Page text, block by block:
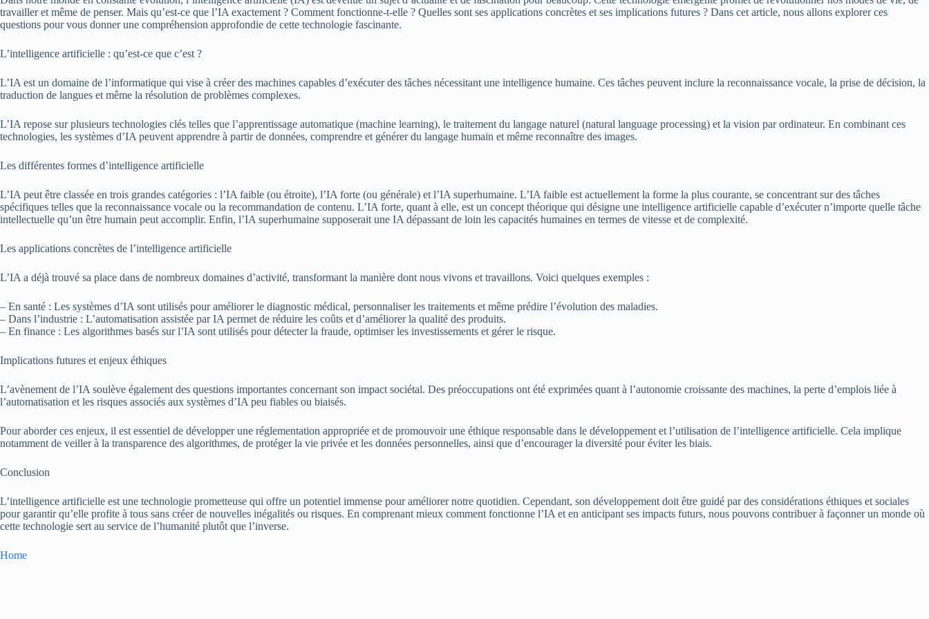
travailler et même de penser. Mais qu’est-ce que l’IA exactement ? Comment fonctionne-t-elle ? Quelles sont ses applications concrètes et ses implications futures ? Dans cet article, nous allons explorer ces
questions pour vous donner une compréhension approfondie de cette technologie fascinante.
L’intelligence artificielle : qu’est-ce que c’est ?
L’IA est un domaine de l’informatique qui vise à créer des machines capables d’exécuter des tâches nécessitant une intelligence humaine. Ces tâches peuvent inclure la reconnaissance vocale, la prise de décision, la
traduction de langues et même la résolution de problèmes complexes.
L’IA repose sur plusieurs technologies clés telles que l’apprentissage automatique (machine learning), le traitement du langage naturel (natural language processing) et la vision par ordinateur. En combinant ces
technologies, les systèmes d’IA peuvent apprendre à partir de données, comprendre et générer du langage humain et même reconnaître des images.
Les différentes formes d’intelligence artificielle
L’IA peut être classée en trois grandes catégories : l’IA faible (ou étroite), l’IA forte (ou générale) et l’IA superhumaine. L’IA faible est actuellement la forme la plus courante, se concentrant sur des tâches
spécifiques telles que la reconnaissance vocale ou la recommandation de contenu. L’IA forte, quant à elle, est un concept théorique qui désigne une intelligence artificielle capable d’exécuter n’importe quelle tâche
intellectuelle qu’un être humain peut accomplir. Enfin, l’IA superhumaine supposerait une IA dépassant de loin les capacités humaines en termes de vitesse et de complexité.
Les applications concrètes de l’intelligence artificielle
L’IA a déjà trouvé sa place dans de nombreux domaines d’activité, transformant la manière dont nous vivons et travaillons. Voici quelques exemples :
– En santé : Les systèmes d’IA sont utilisés pour améliorer le diagnostic médical, personnaliser les traitements et même prédire l’évolution des maladies.
– Dans l’industrie : L’automatisation assistée par IA permet de réduire les coûts et d’améliorer la qualité des produits.
– En finance : Les algorithmes basés sur l’IA sont utilisés pour détecter la fraude, optimiser les investissements et gérer le risque.
Implications futures et enjeux éthiques
L’avènement de l’IA soulève également des questions importantes concernant son impact sociétal. Des préoccupations ont été exprimées quant à l’autonomie croissante des machines, la perte d’emplois liée à
l’automatisation et les risques associés aux systèmes d’IA peu fiables ou biaisés.
Pour aborder ces enjeux, il est essentiel de développer une réglementation appropriée et de promouvoir une éthique responsable dans le développement et l’utilisation de l’intelligence artificielle. Cela implique
notamment de veiller à la transparence des algorithmes, de protéger la vie privée et les données personnelles, ainsi que d’encourager la diversité pour éviter les biais.
Conclusion
L’intelligence artificielle est une technologie prometteuse qui offre un potentiel immense pour améliorer notre quotidien. Cependant, son développement doit être guidé par des considérations éthiques et sociales
pour garantir qu’elle profite à tous sans créer de nouvelles inégalités ou risques. En comprenant mieux comment fonctionne l’IA et en anticipant ses impacts futurs, nous pouvons contribuer à façonner un monde où
cette technologie sert au service de l’humanité plutôt que l’inverse.
Home